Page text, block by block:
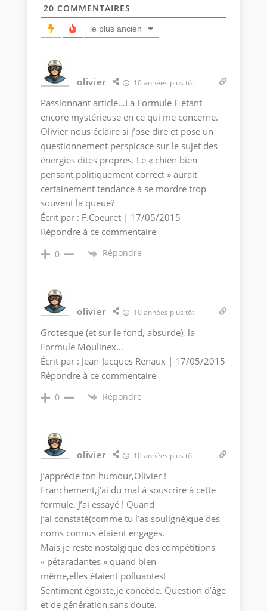
20 COMMENTAIRES
le plus ancien
olivier 10 années plus tôt
Passionnant article…La Formule E étant
encore mystérieuse en ce qui me concerne.
Olivier nous éclaire si j’ose dire et pose un
questionnement perspicace sur le sujet des
énergies dites propres. Le « chien bien
pensant,politiquement correct » aurait
certainement tendance à se mordre trop
souvent la queue?
Écrit par : F.Coeuret | 17/05/2015
Répondre à ce commentaire
0 Répondre
olivier 10 années plus tôt
Grotesque (et sur le fond, absurde), la
Formule Moulinex…
Écrit par : Jean-Jacques Renaux | 17/05/2015
Répondre à ce commentaire
0 Répondre
olivier 10 années plus tôt
J’apprécie ton humour,Olivier !
Franchement,j’ai du mal à souscrire à cette
formule. J’ai essayé ! Quand
j’ai constaté(comme tu l’as souligné)que des
noms connus étaient engagés.
Mais,je reste nostalgique des compétitions
« pétaradantes »,quand bien
même,elles étaient polluantes!
Sentiment égoïste,je concède. Question d’âge
et de génération,sans doute.